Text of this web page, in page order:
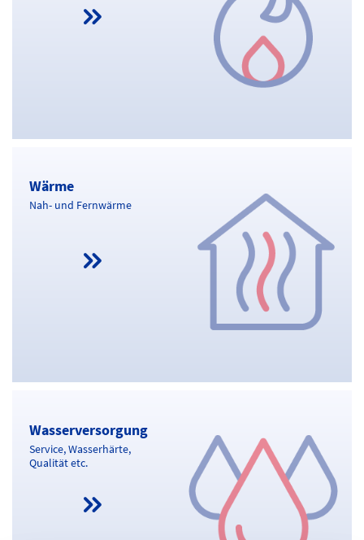
Wärme
Nah- und Fernwärme
Wasserversorgung
Service, Wasserhärte,
Qualität etc.